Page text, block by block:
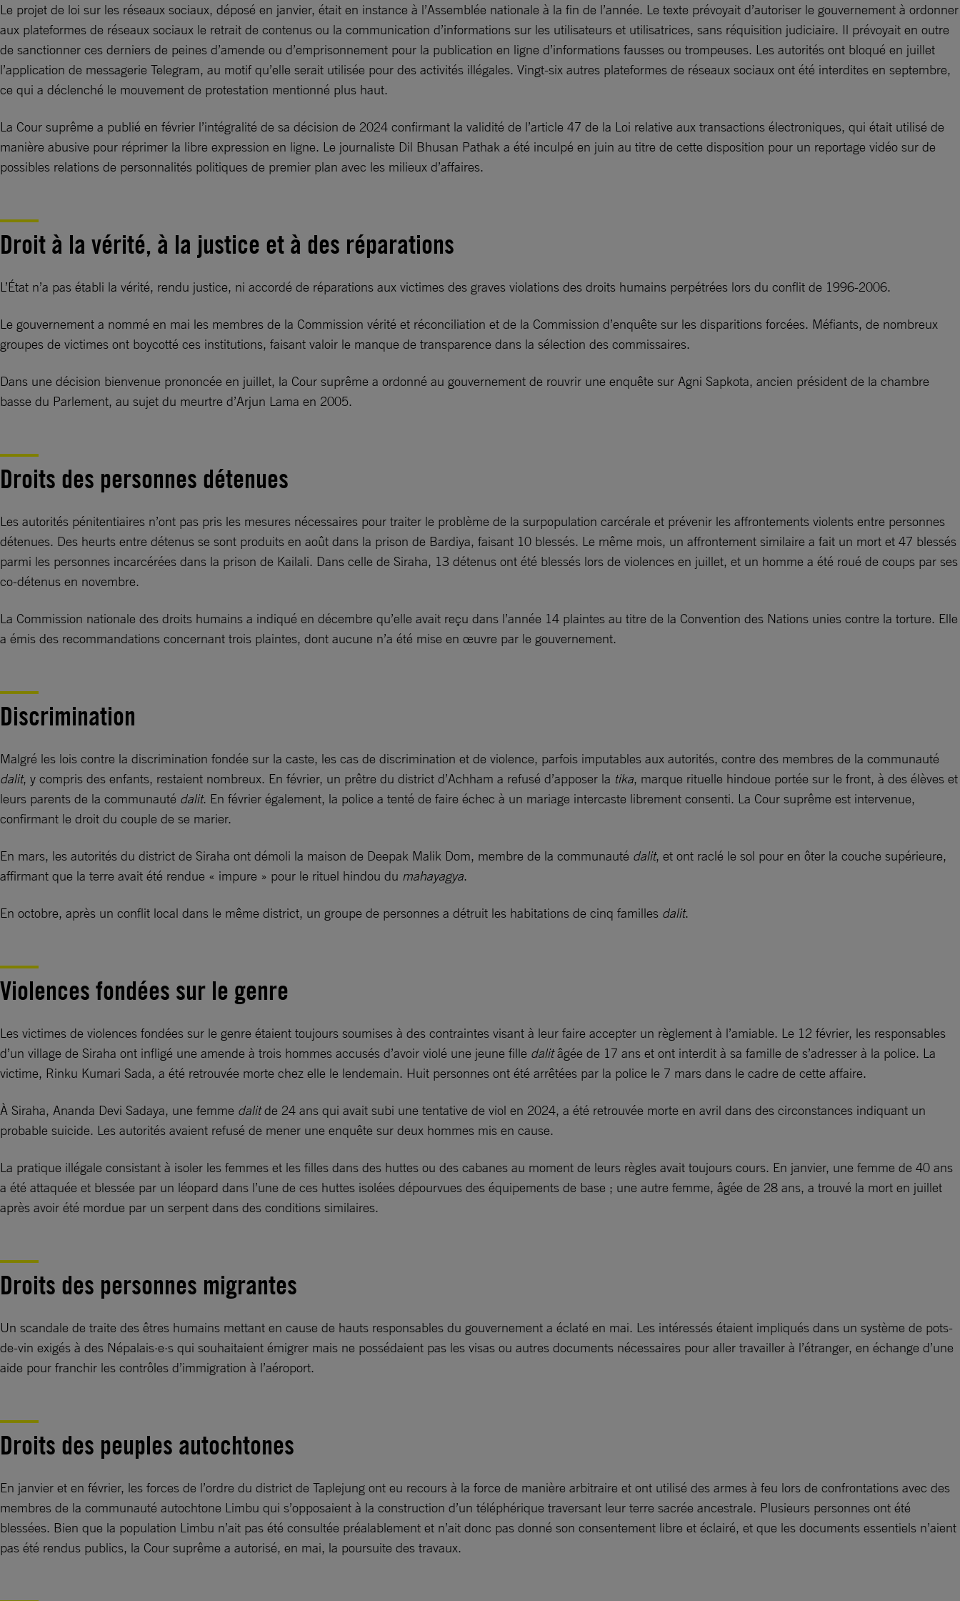
Le projet de loi sur les réseaux sociaux, déposé en janvier, était en instance à l’Assemblée nationale à la fin de l’année. Le texte prévoyait d’autoriser le gouvernement à ordonner
aux plateformes de réseaux sociaux le retrait de contenus ou la communication d’informations sur les utilisateurs et utilisatrices, sans réquisition judiciaire. Il prévoyait en outre
de sanctionner ces derniers de peines d’amende ou d’emprisonnement pour la publication en ligne d’informations fausses ou trompeuses. Les autorités ont bloqué en juillet
l’application de messagerie Telegram, au motif qu’elle serait utilisée pour des activités illégales. Vingt-six autres plateformes de réseaux sociaux ont été interdites en septembre,
ce qui a déclenché le mouvement de protestation mentionné plus haut.
La Cour suprême a publié en février l’intégralité de sa décision de 2024 confirmant la validité de l’article 47 de la Loi relative aux transactions électroniques, qui était utilisé de
manière abusive pour réprimer la libre expression en ligne. Le journaliste Dil Bhusan Pathak a été inculpé en juin au titre de cette disposition pour un reportage vidéo sur de
possibles relations de personnalités politiques de premier plan avec les milieux d’affaires.
Droit à la vérité, à la justice et à des réparations
L’État n’a pas établi la vérité, rendu justice, ni accordé de réparations aux victimes des graves violations des droits humains perpétrées lors du conflit de 1996-2006.
Le gouvernement a nommé en mai les membres de la Commission vérité et réconciliation et de la Commission d’enquête sur les disparitions forcées. Méfiants, de nombreux
groupes de victimes ont boycotté ces institutions, faisant valoir le manque de transparence dans la sélection des commissaires.
Dans une décision bienvenue prononcée en juillet, la Cour suprême a ordonné au gouvernement de rouvrir une enquête sur Agni Sapkota, ancien président de la chambre
basse du Parlement, au sujet du meurtre d’Arjun Lama en 2005.
Droits des personnes détenues
Les autorités pénitentiaires n’ont pas pris les mesures nécessaires pour traiter le problème de la surpopulation carcérale et prévenir les affrontements violents entre personnes
détenues. Des heurts entre détenus se sont produits en août dans la prison de Bardiya, faisant 10 blessés. Le même mois, un affrontement similaire a fait un mort et 47 blessés
parmi les personnes incarcérées dans la prison de Kailali. Dans celle de Siraha, 13 détenus ont été blessés lors de violences en juillet, et un homme a été roué de coups par ses
co-détenus en novembre.
La Commission nationale des droits humains a indiqué en décembre qu’elle avait reçu dans l’année 14 plaintes au titre de la Convention des Nations unies contre la torture. Elle
a émis des recommandations concernant trois plaintes, dont aucune n’a été mise en œuvre par le gouvernement.
Discrimination
Malgré les lois contre la discrimination fondée sur la caste, les cas de discrimination et de violence, parfois imputables aux autorités, contre des membres de la communauté
dalit, y compris des enfants, restaient nombreux. En février, un prêtre du district d’Achham a refusé d’apposer la tika, marque rituelle hindoue portée sur le front, à des élèves et
leurs parents de la communauté dalit. En février également, la police a tenté de faire échec à un mariage intercaste librement consenti. La Cour suprême est intervenue,
confirmant le droit du couple de se marier.
En mars, les autorités du district de Siraha ont démoli la maison de Deepak Malik Dom, membre de la communauté dalit, et ont raclé le sol pour en ôter la couche supérieure,
affirmant que la terre avait été rendue « impure » pour le rituel hindou du mahayagya.
En octobre, après un conflit local dans le même district, un groupe de personnes a détruit les habitations de cinq familles dalit.
Violences fondées sur le genre
Les victimes de violences fondées sur le genre étaient toujours soumises à des contraintes visant à leur faire accepter un règlement à l’amiable. Le 12 février, les responsables
d’un village de Siraha ont infligé une amende à trois hommes accusés d’avoir violé une jeune fille dalitâgée de 17 ans et ont interdit à sa famille de s’adresser à la police. La
victime, Rinku Kumari Sada, a été retrouvée morte chez elle le lendemain. Huit personnes ont été arrêtées par la police le 7 mars dans le cadre de cette affaire.
À Siraha, Ananda Devi Sadaya, une femme dalitde 24 ans qui avait subi une tentative de viol en 2024, a été retrouvée morte en avril dans des circonstances indiquant un
probable suicide. Les autorités avaient refusé de mener une enquête sur deux hommes mis en cause.
La pratique illégale consistant à isoler les femmes et les filles dans des huttes ou des cabanes au moment de leurs règles avait toujours cours. En janvier, une femme de 40 ans
a été attaquée et blessée par un léopard dans l’une de ces huttes isolées dépourvues des équipements de base ; une autre femme, âgée de 28 ans, a trouvé la mort en juillet
après avoir été mordue par un serpent dans des conditions similaires.
Droits des personnes migrantes
Un scandale de traite des êtres humains mettant en cause de hauts responsables du gouvernement a éclaté en mai. Les intéressés étaient impliqués dans un système de pots-
de-vin exigés à des Népalais·e·s qui souhaitaient émigrer mais ne possédaient pas les visas ou autres documents nécessaires pour aller travailler à l’étranger, en échange d’une
aide pour franchir les contrôles d’immigration à l’aéroport.
Droits des peuples autochtones
En janvier et en février, les forces de l’ordre du district de Taplejung ont eu recours à la force de manière arbitraire et ont utilisé des armes à feu lors de confrontations avec des
membres de la communauté autochtone Limbu qui s’opposaient à la construction d’un téléphérique traversant leur terre sacrée ancestrale. Plusieurs personnes ont été
blessées. Bien que la population Limbu n’ait pas été consultée préalablement et n’ait donc pas donné son consentement libre et éclairé, et que les documents essentiels n’aient
pas été rendus publics, la Cour suprême a autorisé, en mai, la poursuite des travaux.